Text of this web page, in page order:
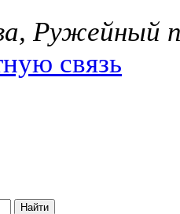
Ружейный
связь